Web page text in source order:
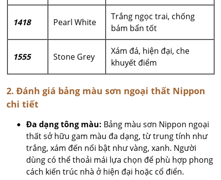
1418 Pearl White
Trắng ngọc trai, chống
bám bẩn tốt
1555 Stone Grey
Xám đá, hiện đại, che
khuyết điểm
2. Đánh giá bảng màu sơn ngoại thất Nippon
chi tiết
Đa dạng tông màu: Bảng màu sơn Nippon ngoại
thất sở hữu gam màu đa dạng, từ trung tính như
trắng, xám đến nổi bật như vàng, xanh. Người
dùng có thể thoải mái lựa chọn để phù hợp phong
cách kiến trúc nhà ở hiện đại hoặc cổ điển.